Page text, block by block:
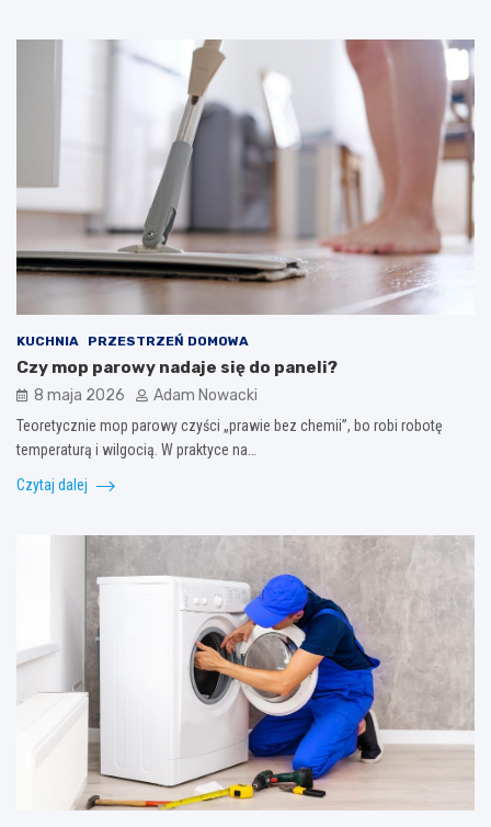
KUCHNIA PRZESTRZEŃ DOMOWA
Czy mop parowy nadaje się do paneli?
8 maja 2026 Adam Nowacki
Teoretycznie mop parowy czyści „prawie bez chemii”, bo robi robotę
temperaturą i wilgocią. W praktyce na…
Czytaj dalej